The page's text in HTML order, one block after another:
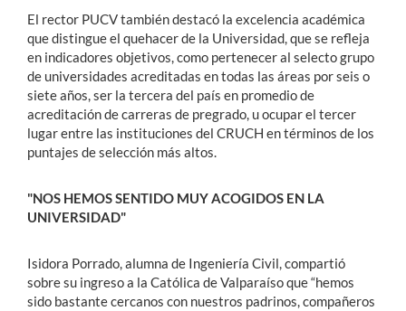
El rector PUCV también destacó la excelencia académica
que distingue el quehacer de la Universidad, que se refleja
en indicadores objetivos, como pertenecer al selecto grupo
de universidades acreditadas en todas las áreas por seis o
siete años, ser la tercera del país en promedio de
acreditación de carreras de pregrado, u ocupar el tercer
lugar entre las instituciones del CRUCH en términos de los
puntajes de selección más altos.
"NOS HEMOS SENTIDO MUY ACOGIDOS EN LA
UNIVERSIDAD"
Isidora Porrado, alumna de Ingeniería Civil, compartió
sobre su ingreso a la Católica de Valparaíso que “hemos
sido bastante cercanos con nuestros padrinos, compañeros